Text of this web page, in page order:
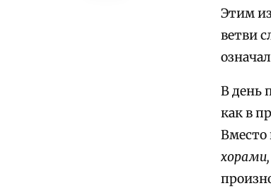
Этим
ветви
В день
как в
Вместо